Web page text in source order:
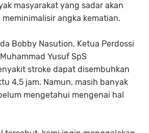
masyarakat yang sadar akan
angka kematian.
Bobby Nasution, Ketua Perdossi
Yusuf SpS
stroke dapat disembuhkan
4,5 jam. Namun, masih banyak
mengetahui mengenai hal